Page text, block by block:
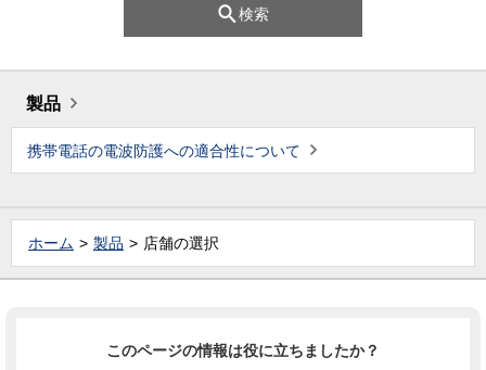
検索
製品
携帯電話の電波防護への適合性について
ホーム 製品 店舗の選択
このページの情報は役に立ちましたか？